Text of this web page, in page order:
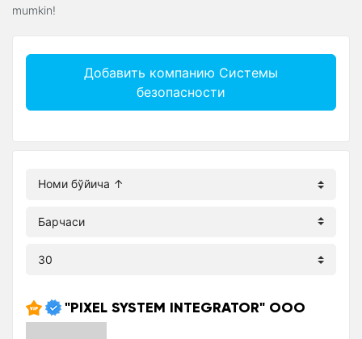
mumkin!
Добавить компанию Системы
безопасности
"PIXEL SYSTEM INTEGRATOR" ООО